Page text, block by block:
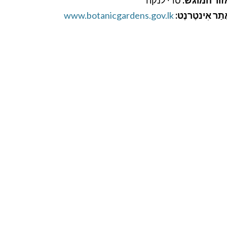
אִינטֶרנֶט:www.botanicgardens.gov.lk